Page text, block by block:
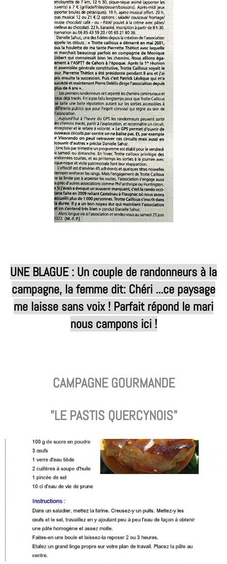
UNE BLAGUE : Un couple de randonneurs à la
campagne, la femme dit: Chéri ...ce paysage
me laisse sans voix ! Parfait répond le mari
nous campons ici !
CAMPAGNE GOURMANDE
"LE PASTIS QUERCYNOIS"